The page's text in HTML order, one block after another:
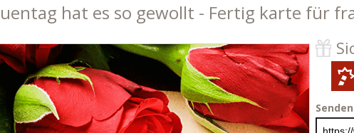
hat es so gewollt - Fertig karte für